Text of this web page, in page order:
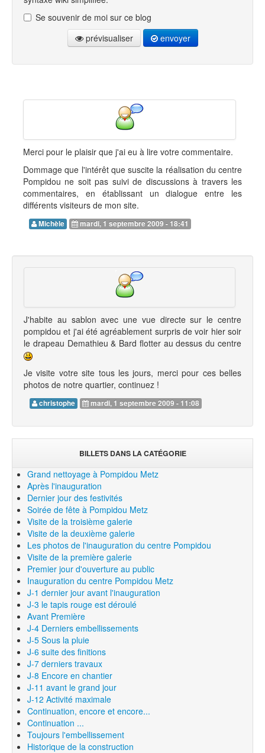
Se souvenir de moi sur ce blog
prévisualiser
envoyer
Merci pour le plaisir que j'ai eu à lire votre commentaire.
Dommage que l'intérêt que suscite la réalisation du centre
Pompidou ne soit pas suivi de discussions à travers les
commentaires, en établissant un dialogue entre les
différents visiteurs de mon site.
Michèle mardi, 1 septembre 2009 - 18:41
J'habite au sablon avec une vue directe sur le centre
pompidou et j'ai été agréablement surpris de voir hier soir
le drapeau Demathieu & Bard flotter au dessus du centre
Je visite votre site tous les jours, merci pour ces belles
photos de notre quartier, continuez !
christophe mardi, 1 septembre 2009 - 11:08
BILLETS DANS LA CATÉGORIE
Grand nettoyage à Pompidou Metz
Après l'inauguration
Dernier jour des festivités
Soirée de fête à Pompidou Metz
Visite de la troisième galerie
Visite de la deuxième galerie
Les photos de l'inauguration du centre Pompidou
Visite de la première galerie
Premier jour d'ouverture au public
Inauguration du centre Pompidou Metz
J-1 dernier jour avant l'inauguration
J-3 le tapis rouge est déroulé
Avant Première
J-4 Derniers embellissements
J-5 Sous la pluie
J-6 suite des finitions
J-7 derniers travaux
J-8 Encore en chantier
J-11 avant le grand jour
J-12 Activité maximale
Continuation, encore et encore...
Continuation ...
Toujours l'embellissement
Historique de la construction